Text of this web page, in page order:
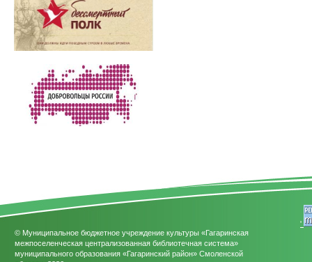
© Муниципальное бюджетное учреждение культуры «Гагаринская
межпоселенческая централизованная библиотечная система»
муниципального образования «Гагаринский район» Смоленской
'